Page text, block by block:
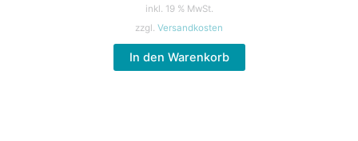
inkl. 19 % MwSt.
zzgl. Versandkosten
In den Warenkorb